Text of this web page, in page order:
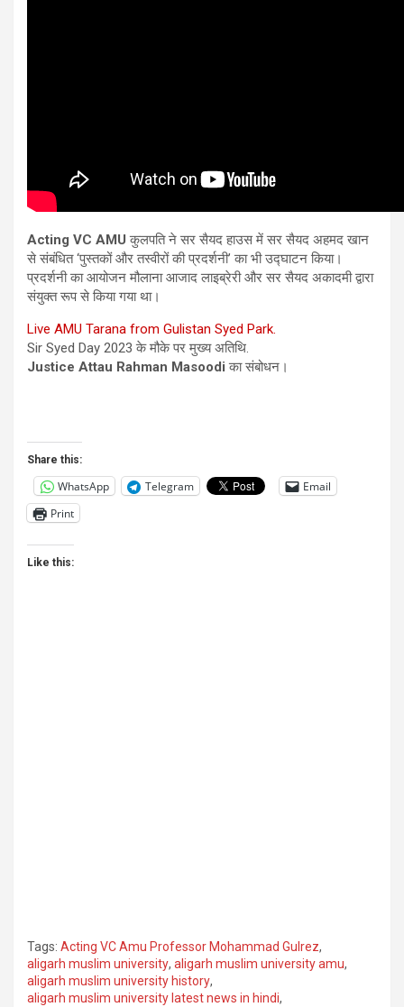
Acting VC AMU कुलपति ने सर सैयद हाउस में सर सैयद अहमद खान
से संबंधित‘पुस्तकों और तस्वीरों की प्रदर्शनी’का भी उद्घाटन किया।
प्रदर्शनी का आयोजन मौलाना आजाद लाइब्रेरी और सर सैयद अकादमी द्वारा
संयुक्त रूप से किया गया था।
Live AMU Tarana from Gulistan Syed Park.
Sir Syed Day 2023 के मौके पर मुख्य अतिथि.
Justice Attau Rahman Masoodi का संबोधन।
Share this:
WhatsApp Telegram
Email
Print
Like this:
Tags: Acting VC Amu Professor Mohammad Gulrez,
aligarh muslim university, aligarh muslim university amu,
aligarh muslim university history,
aligarh muslim university latest news in hindi,